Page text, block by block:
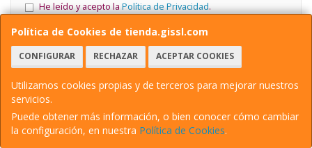
Política de Cookies de tienda.gissl.com
CONFIGURAR RECHAZAR ACEPTAR COOKIES
Utilizamos cookies propias y de terceros para mejorar nuestros
servicios.
Puede obtener más información, o bien conocer cómo cambiar
la configuración, en nuestra Política de Cookies.
He leído y acepto laPolítica de Privacidad.
Contacto
Información Legal
Política Privacidad
Política de Cookies
Contacto